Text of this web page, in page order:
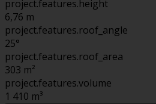
project.features.height
6,76 m
project.features.roof_angle
25°
project.features.roof_area
303 m²
project.features.volume
1 410 m³